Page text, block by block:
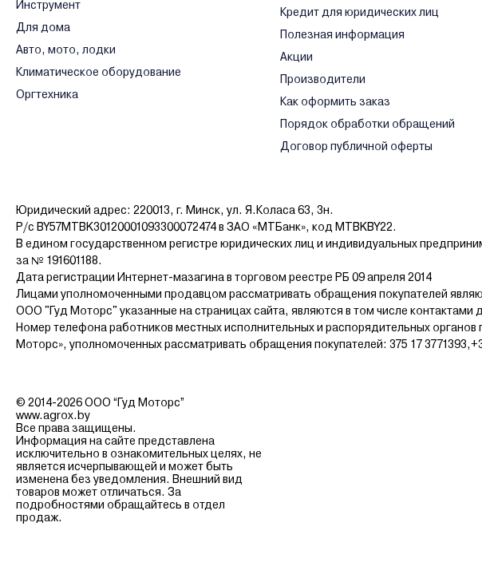
Инструмент
Для дома
Авто, мото, лодки
Климатическое оборудование
Оргтехника
Кредит для юридических лиц
Полезная информация
Акции
Производители
Как оформить заказ
Порядок обработки обращений
Договор публичной оферты
Юридический адрес: 220013, г. Минск, ул. Я.Коласа 63, 3н.
Р/с BY57MTBK30120001093300072474 в ЗАО «МТБанк», код MTBKBY22.
В едином государственном регистре юридических лиц и индивидуальных
за № 191601188.
Дата регистрации Интернет-мазагина в торговом реестре РБ 09 апреля 2014
Лицами уполномоченными продавцом рассматривать обращения покупателей
ООО "Гуд Моторс" указанные на страницах сайта, являются в том числе
Номер телефона работников местных исполнительных и распорядительных
Моторс», уполномоченных рассматривать обращения покупателей: 375 17
© 2014-2026 ООО “Гуд Моторс”
www.agrox.by
Все права защищены.
Информация на сайте представлена
исключительно в ознакомительных целях, не
является исчерпывающей и может быть
изменена без уведомления. Внешний вид
товаров может отличаться. За
подробностями обращайтесь в отдел
продаж.